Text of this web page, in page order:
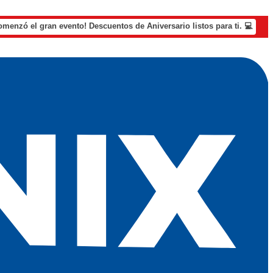
el gran evento! Descuentos de Aniversario listos para ti. 💻